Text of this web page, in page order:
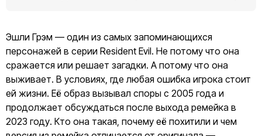
Эшли Грэм — один из самых запоминающихся
персонажей в серии Resident Evil. Не потому что она
сражается или решает загадки. А потому что она
выживает. В условиях, где любая ошибка игрока стоит
ей жизни. Её образ вызывал споры с 2005 года и
продолжает обсуждаться после выхода ремейка в
2023 году. Кто она такая, почему её похитили и чем